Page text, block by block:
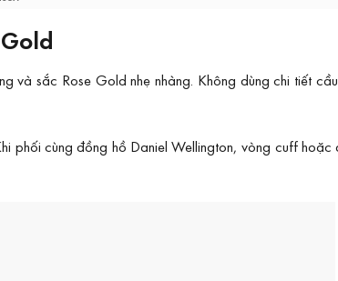
sắc Rose Gold nhẹ nhàng. Không dùng chi tiết
phối cùng đồng hồ Daniel Wellington, vòng cuff